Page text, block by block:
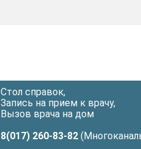
Стол справок,
Запись на прием к врачу,
Вызов врача на дом
8(017) 260-83-82